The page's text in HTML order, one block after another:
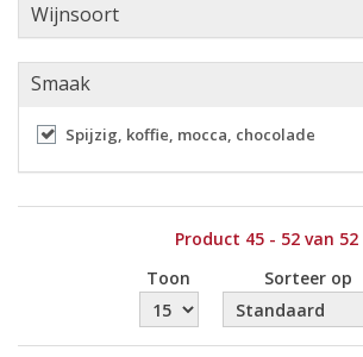
Wijnsoort
Smaak
Spijzig, koffie, mocca, chocolade
Product 45 - 52 van 52
Toon
Sorteer op